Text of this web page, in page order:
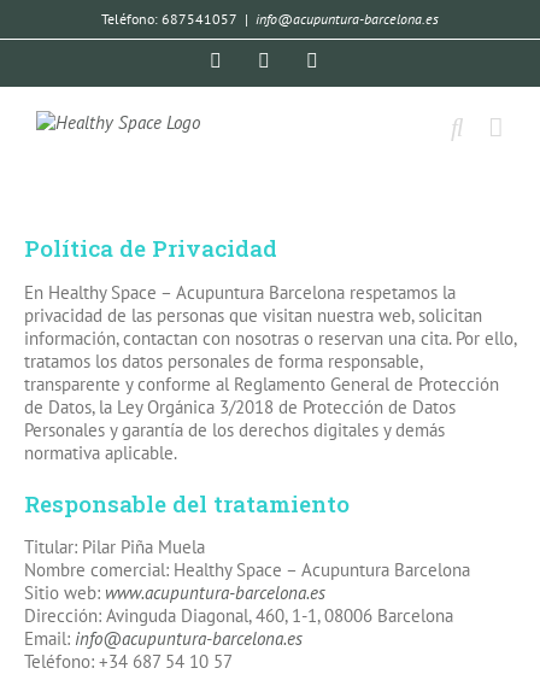
Teléfono: 687541057 | info@acupuntura-barcelona.es
Política de Privacidad
En Healthy Space – Acupuntura Barcelona respetamos la
privacidad de las personas que visitan nuestra web, solicitan
información, contactan con nosotras o reservan una cita. Por ello,
tratamos los datos personales de forma responsable,
transparente y conforme al Reglamento General de Protección
de Datos, la Ley Orgánica 3/2018 de Protección de Datos
Personales y garantía de los derechos digitales y demás
normativa aplicable.
Responsable del tratamiento
Titular: Pilar Piña Muela
Nombre comercial: Healthy Space – Acupuntura Barcelona
Sitio web: www.acupuntura-barcelona.es
Dirección: Avinguda Diagonal, 460, 1-1, 08006 Barcelona
Email: info@acupuntura-barcelona.es
Teléfono: +34 687 54 10 57